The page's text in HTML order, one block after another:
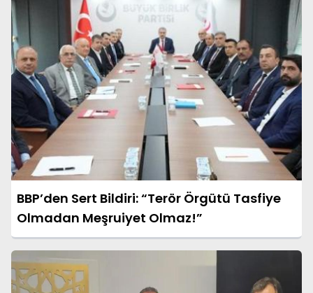
BBP’den Sert Bildiri: “Terör Örgütü Tasfiye
Olmadan Meşruiyet Olmaz!”